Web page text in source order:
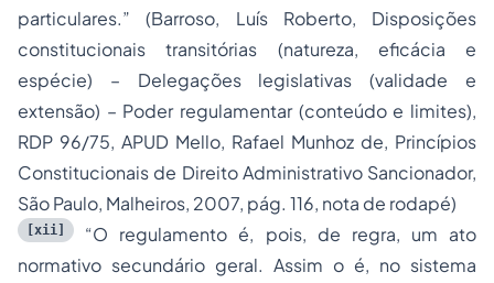
particulares.” (Barroso, Luís Roberto, Disposições
constitucionais transitórias (natureza, eficácia e
espécie) – Delegações legislativas (validade e
extensão) – Poder regulamentar (conteúdo e limites),
RDP 96/75, APUD Mello, Rafael Munhoz de, Princípios
Constitucionais de Direito Administrativo Sancionador,
São Paulo, Malheiros, 2007, pág. 116, nota de rodapé)
[xii]
“O regulamento é, pois, de regra, um ato
normativo secundário geral. Assim o é, no sistema